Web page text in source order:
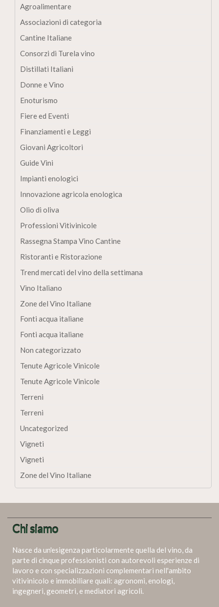
Agroalimentare
Associazioni di categoria
Cantine Italiane
Consorzi di Turela vino
Distillati Italiani
Donne e Vino
Enoturismo
Fiere ed Eventi
Finanziamenti e Leggi
Giovani Agricoltori
Guide Vini
Impianti enologici
Innovazione agricola enologica
Olio di oliva
Professioni Vitivinicole
Rassegna Stampa Vino Cantine
Ristoranti e Ristorazione
Trend mercati del vino della settimana
Vino Italiano
Zone del Vino Italiane
Fonti acqua italiane
Fonti acqua italiane
Non categorizzato
Tenute Agricole Vinicole
Tenute Agricole Vinicole
Terreni
Terreni
Uncategorized
Vigneti
Vigneti
Zone del Vino Italiane
Chi siamo
Nasce da un'esigenza particolarmente quella del vino, da
parte di cinque professionisti con autorevoli esperienze di
lavoro e con specializzazioni complementari nell'ambito
vitivinicolo e immobiliare quali: agronomi, enologi,
ingegneri, geometri, e mediatori agricoli.